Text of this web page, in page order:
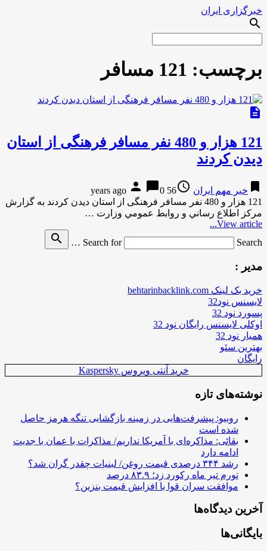
خبرگزاری ایران
search
برچسب: 121 مسافر
description
121 هزار و 480 نفر مسافر فرهنگی از استان
دیدن کردند
bookmark خبر مهم ایران access_time
56 years ago
person chat_bubble0
121 هزار و 480 نفر مسافر فرهنگی از استان دیدن کردند به گزارش
مركز اطلاع رساني و روابط عمومي وزارت …
View article...
Search for
Search …
search
مدیر :
خرید بک لینک behtarinbacklink.com
لایسنس نود32
پسورد نود 32
اوکلی لایسنس رایگان نود 32
همیار نود 32
بهترین سئو
رایگان
خرید آنتی ویروس Kaspersky
نوشته‌های تازه
روبیو: پیشرفت‌هایی در زمینه بازگشایی تنگه هرمز حاصل
شده است
بقائی: مذاکره‌ای با آمریکا نداریم/ مذاکرات با عمان با جدیت
ادامه دارد
رشد ۳۴۴ درصدی قیمت روغن/ لبنیات چقدر گران شد؟
تورم تیر ماه رکورد زد؛ ۸۳.۹ درصد
موافقت سران قوا با افزایش قیمت بنزین؟
آخرین دیدگاه‌ها
بایگانی‌ها